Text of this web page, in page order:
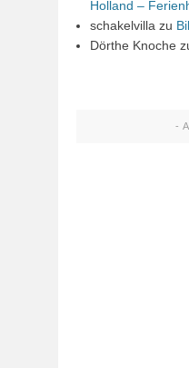
Holland –
schakelvilla zu
Dörthe Knoche
-